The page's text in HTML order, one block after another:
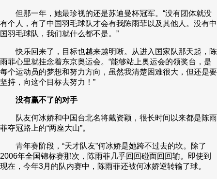
但那一年，她最珍视的还是苏迪曼杯冠军。“没有团体就没
有个人，有了中国羽毛球队才会有我陈雨菲以及其他人。没有中
国羽毛球队，我们就什么都不是。”
快乐回来了，目标也越来越明晰。从进入国家队那天起，陈
雨菲心里就挂念着东京奥运会。“能够站上奥运会的领奖台，是
每个运动员的梦想和努力方向，虽然我清楚困难很大，但还是要
坚持，向这个目标去努力！”
没有赢不了的对手
队友何冰娇和中国台北名将戴资颖，很长时间以来都是陈雨
菲夺冠路上的“两座大山”。
青年赛阶段，“天才队友”何冰娇是她跨不过去的坎。除了
2006年全国锦标赛那次，陈雨菲几乎回回碰面回回输。即使到
现在，今年3月的队内赛中，陈雨菲还被何冰娇逆转输了球。